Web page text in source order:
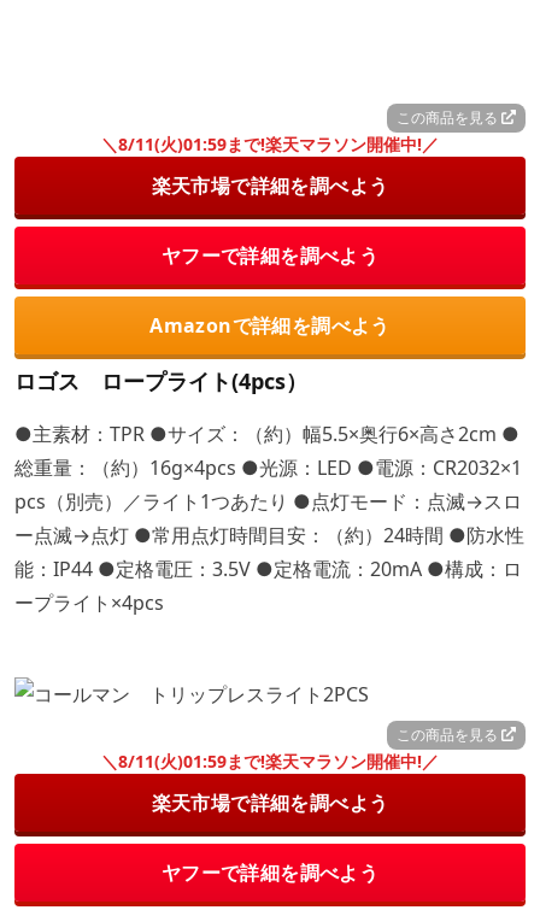
この商品を見る
＼8/11(火)01:59まで!楽天マラソン開催中!／
楽天市場で詳細を調べよう
ヤフーで詳細を調べよう
Amazonで詳細を調べよう
ロゴス ロープライト(4pcs）
●主素材：TPR ●サイズ：（約）幅5.5×奥行6×高さ2cm ●
総重量：（約）16g×4pcs ●光源：LED ●電源：CR2032×1
pcs（別売）／ライト1つあたり ●点灯モード：点滅→スロ
ー点滅→点灯 ●常用点灯時間目安：（約）24時間 ●防水性
能：IP44 ●定格電圧：3.5V ●定格電流：20mA ●構成：ロ
ープライト×4pcs
この商品を見る
＼8/11(火)01:59まで!楽天マラソン開催中!／
楽天市場で詳細を調べよう
ヤフーで詳細を調べよう